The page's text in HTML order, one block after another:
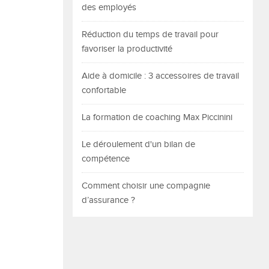
des employés
Réduction du temps de travail pour
favoriser la productivité
Aide à domicile : 3 accessoires de travail
confortable
La formation de coaching Max Piccinini
Le déroulement d'un bilan de
compétence
Comment choisir une compagnie
d’assurance ?